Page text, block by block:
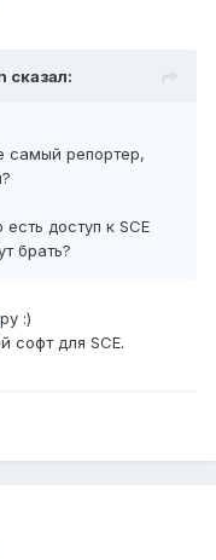
сказал:
самый репортер,
доступ к SCE
брать?
:)
софт для SCE.